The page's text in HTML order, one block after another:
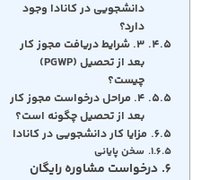
دانشجویی در کانادا وجود
دارد؟
۳. شرایط دریافت مجوز کار
بعد از تحصیل (PGWP)
چیست؟
۴. مراحل درخواست مجوز کار
بعد از تحصیل چگونه است؟
مزایا کار دانشجویی در کانادا
سخن پایانی
درخواست مشاوره رایگان